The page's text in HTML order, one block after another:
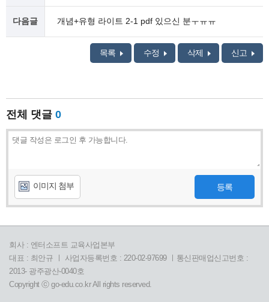
다음글 개념+유형 라이트 2-1 pdf 있으신 분ㅜㅠㅠ
목록 수정 삭제 신고
전체 댓글 0
이미지 첨부 등록
회사 : 엔터소프트 교육사업본부
대표 : 최안규 ㅣ 사업자등록번호 : 220-02-97699 ㅣ통신판매업신고번호 :
2013- 광주광산-0040호
Copyright ⓒ go-edu.co.kr All rights reserved.